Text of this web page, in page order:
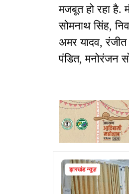
मजबूत हो रहा है.
सोमनाथ सिंह,
अमर यादव,
पंडित, मनोरंजन
झारखंड न्यूज़